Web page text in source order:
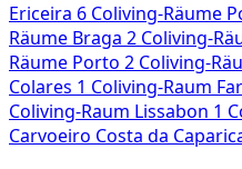
Ericeira 6 Coliving-Räume
Räume Braga 2 Coliving-
Räume Porto 2 Coliving-
Colares 1 Coliving-Raum
Coliving-Raum Lissabon 1
Carvoeiro Costa da